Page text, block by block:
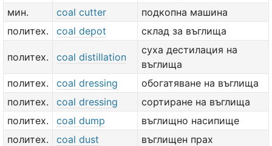
мин.
coal cutter
подкопна машина
политех.
coal depot склад за въглища
политех. coal distillation
суха дестилация на
въглища
политех.
coal dressing
обогатяване на въглища
политех.
coal dressing
сортиране на въглища
политех.
coal dump
въглищно насипище
политех.
coal dust
въглищен прах